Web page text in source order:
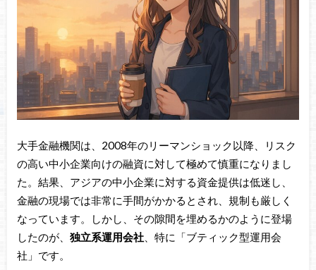
大手金融機関は、2008年のリーマンショック以降、リスク
の高い中小企業向けの融資に対して極めて慎重になりまし
た。結果、アジアの中小企業に対する資金提供は低迷し、
金融の現場では非常に手間がかかるとされ、規制も厳しく
なっています。しかし、その隙間を埋めるかのように登場
したのが、 独立系運用会社、特に「ブティック型運用会
社」です。